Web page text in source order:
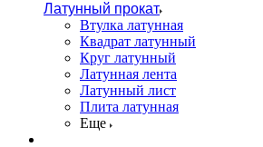
Латунный прокат
Втулка латунная
Квадрат латунный
Круг латунный
Латунная лента
Латунный лист
Плита латунная
Еще